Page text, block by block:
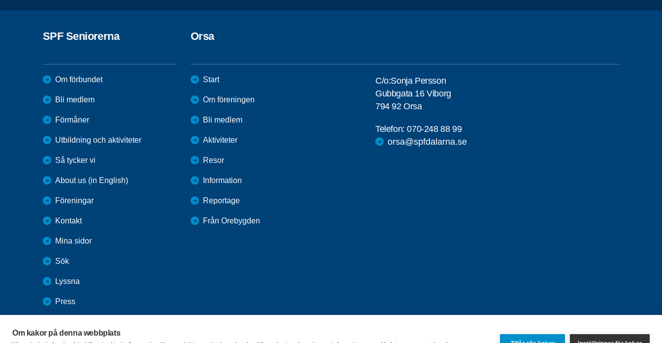
Om kakor på denna webbplats
SPF Seniorerna
Om förbundet
Bli medlem
Förmåner
Utbildning och aktiviteter
Så tycker vi
About us (in English)
Föreningar
Kontakt
Mina sidor
Sök
Lyssna
Press
Orsa
Start
Om föreningen
Bli medlem
Aktiviteter
Resor
Information
Reportage
Från Orebygden
C/o:Sonja Persson
Gubbgata 16 Viborg
794 92 Orsa
Telefon:070-248 88 99
orsa@spfdalarna.se